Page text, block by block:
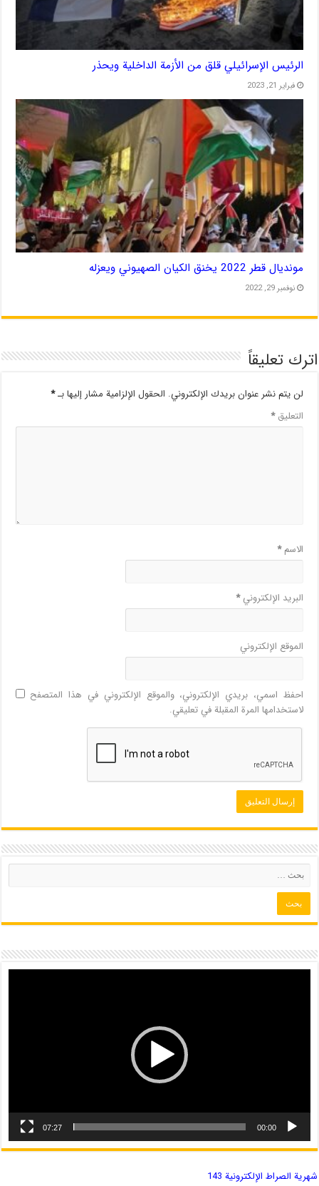
الرئيس الإسرائيلي قلق من الأزمة الداخلية ويحذر
فبراير 21, 2023
مونديال قطر 2022 يخنق الكيان الصهيوني ويعزله
نوفمبر 29, 2022
اترك تعليقاً
لن يتم نشر عنوان بريدك الإلكتروني. الحقول الإلزامية مشار إليها بـ*
التعليق*
الاسم*
البريد الإلكتروني*
الموقع الإلكتروني
احفظ اسمي، بريدي الإلكتروني، والموقع الإلكتروني في هذا المتصفح
لاستخدامها المرة المقبلة في تعليقي.
00:00
07:27
شهریة الصراط الإلكترونية 143